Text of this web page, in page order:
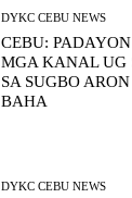
DYKC CEBU NEWS
CEBU:
MGA KANAL UG
SA SUGBO
BAHA
DYKC CEBU NEWS